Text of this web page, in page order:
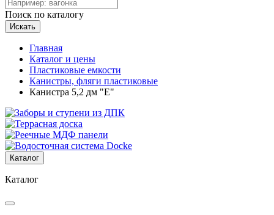
Поиск по каталогу
Искать
Главная
Каталог и цены
Пластиковые емкости
Канистры, фляги пластиковые
Канистра 5,2 дм "Е"
Каталог
Каталог